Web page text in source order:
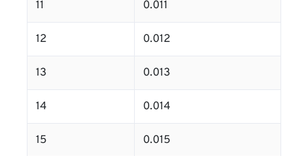
11 0.011
12 0.012
13 0.013
14 0.014
15 0.015